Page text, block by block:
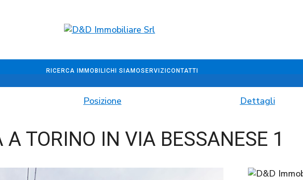
RICERCA IMMOBILI CHI SIAMOSERVIZI CONTATTI
Posizione Dettagli
TORINO IN VIA BESSANESE 1